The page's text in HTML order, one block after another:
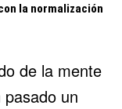
la normalización
de la mente
un